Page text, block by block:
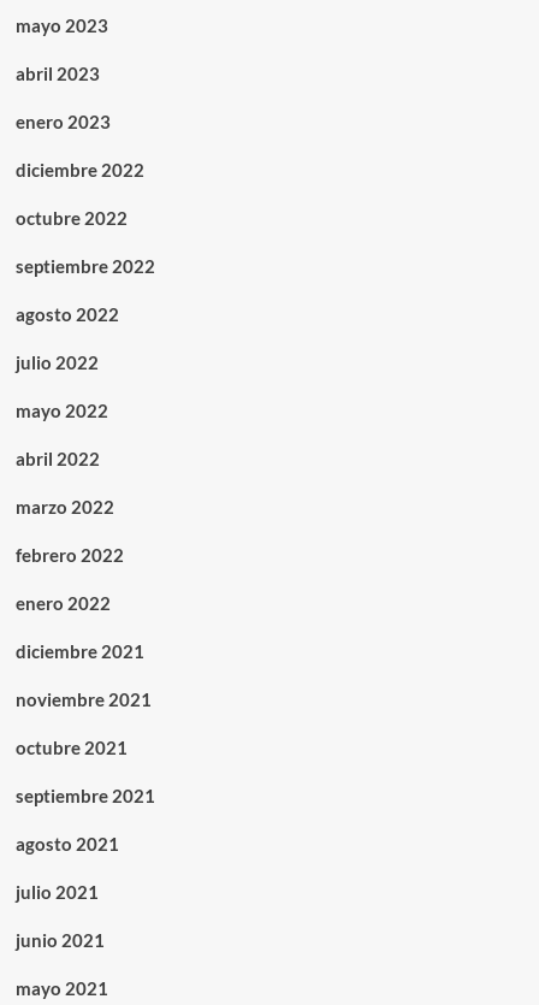
mayo 2023
abril 2023
enero 2023
diciembre 2022
octubre 2022
septiembre 2022
agosto 2022
julio 2022
mayo 2022
abril 2022
marzo 2022
febrero 2022
enero 2022
diciembre 2021
noviembre 2021
octubre 2021
septiembre 2021
agosto 2021
julio 2021
junio 2021
mayo 2021